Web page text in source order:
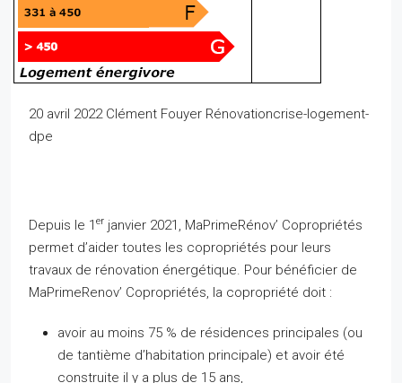
20 avril 2022 Clément Fouyer Rénovationcrise-logement-
dpe
Depuis le 1 er janvier 2021, MaPrimeRénov’ Copropriétés
permet d’aider toutes les copropriétés pour leurs
travaux de rénovation énergétique. Pour bénéficier de
MaPrimeRenov’ Copropriétés, la copropriété doit :
avoir au moins 75 % de résidences principales (ou
de tantième d’habitation principale) et avoir été
construite il y a plus de 15 ans,